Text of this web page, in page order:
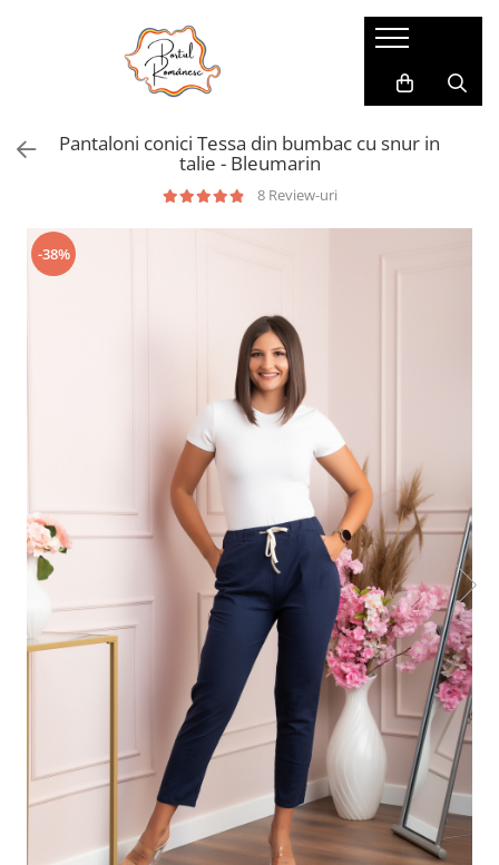
Pijamale Dama Marimi Mari
Pijamale Fetite
Imbracaminte copii
Imbracaminte Baieti
Pantaloni conici Tessa din bumbac cu snur in
talie - Bleumarin
8 Review-uri
-38%